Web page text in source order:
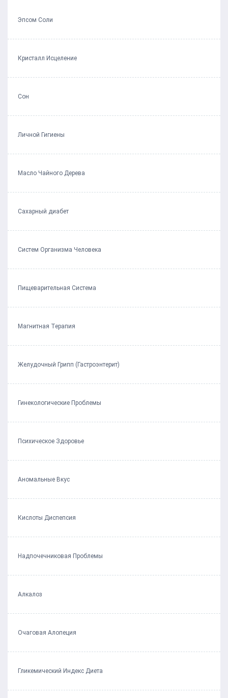
Эпсом Соли
Кристалл Исцеление
Сон
Личной Гигиены
Масло Чайного Дерева
Сахарный диабет
Систем Организма Человека
Пищеварительная Система
Магнитная Терапия
Желудочный Грипп (Гастроэнтерит)
Гинекологические Проблемы
Психическое Здоровье
Аномальные Вкус
Кислоты Диспепсия
Надпочечниковая Проблемы
Алкалоз
Очаговая Алопеция
Гликемический Индекс Диета